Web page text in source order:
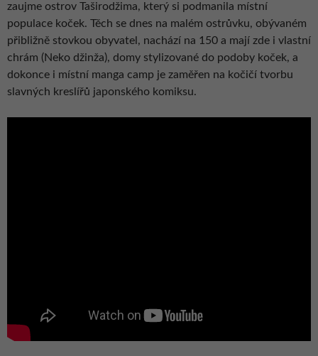
zaujme ostrov Taširodžima, který si podmanila místní
populace koček. Těch se dnes na malém ostrůvku, obývaném
přibližně stovkou obyvatel, nachází na 150 a mají zde i vlastní
chrám (Neko džinža), domy stylizované do podoby koček, a
dokonce i místní manga camp je zaměřen na kočičí tvorbu
slavných kreslířů japonského komiksu.